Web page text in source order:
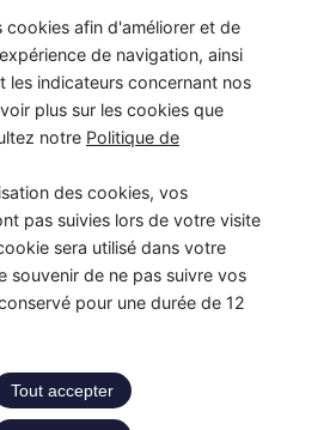
cookies afin d'améliorer et de
de navigation, ainsi
les indicateurs concernant nos
plus sur les cookies que
notre Politique de
des cookies, vos
pas suivies lors de votre visite
sera utilisé dans votre
souvenir de ne pas suivre vos
pour une durée de 12
Tout accepter
mis en place le 5 janvier 2023,
acteurs de la prévention et de la
de l’enfance : adoption, enfance
personnelles. Cette maison
du Service National d’Accueil
en Danger – numéro 119 (SNATED-
de l’Adoption (AFA), de
la Protection de l’Enfance (ONPE).
Protégée assure les secrétariats du
aux Origines Personnelles
de la Protection de l’Enfance
de l’Adoption (CNA).